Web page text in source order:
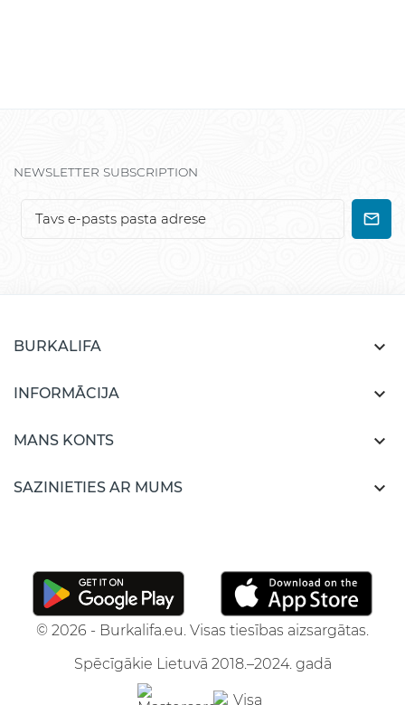
NEWSLETTER SUBSCRIPTION
BURKALIFA 
INFORMĀCIJA 
MANS KONTS 
SAZINIETIES AR MUMS 
© 2026 - Burkalifa.eu. Visas tiesības aizsargātas.
Spēcīgākie Lietuvā 2018.–2024. gadā